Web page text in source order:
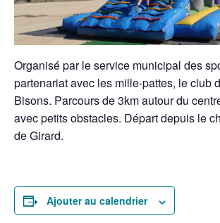
Organisé par le service municipal des
partenariat avec les mille-pattes, le club
Bisons. Parcours de 3km autour du
avec petits obstacles. Départ depuis le
de Girard.
Ajouter au calendrier